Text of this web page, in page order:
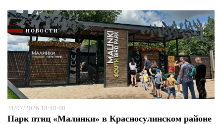
НОВОСТИ
31/07/2026 18:18:00
Парк птиц «Малинки» в Красносулинском районе